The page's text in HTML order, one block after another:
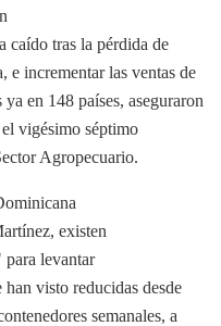
caído tras la pérdida de
e incrementar las ventas de
ya en 148 países, aseguraron
vigésimo séptimo
Agropecuario.
existen
para levantar
han visto reducidas desde
semanales, a